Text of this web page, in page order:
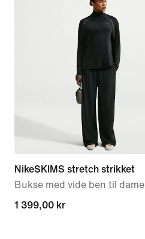
NikeSKIMS stretch strikket
Bukse med vide ben til dame
1 399,00 kr
1 399,00 kr